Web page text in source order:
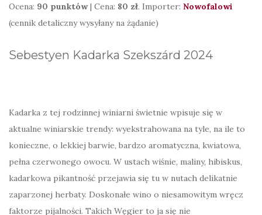
Ocena: 90 punktów | Cena: 80 zł. Importer: Nowofalowi
(cennik detaliczny wysyłany na żądanie)
Sebestyen Kadarka Szekszárd 2024
Kadarka z tej rodzinnej winiarni świetnie wpisuje się w
aktualne winiarskie trendy: wyekstrahowana na tyle, na ile to
konieczne, o lekkiej barwie, bardzo aromatyczna, kwiatowa,
pełna czerwonego owocu. W ustach wiśnie, maliny, hibiskus,
kadarkowa pikantność przejawia się tu w nutach delikatnie
zaparzonej herbaty. Doskonałe wino o niesamowitym wręcz
faktorze pijalności. Takich Węgier to ja się nie